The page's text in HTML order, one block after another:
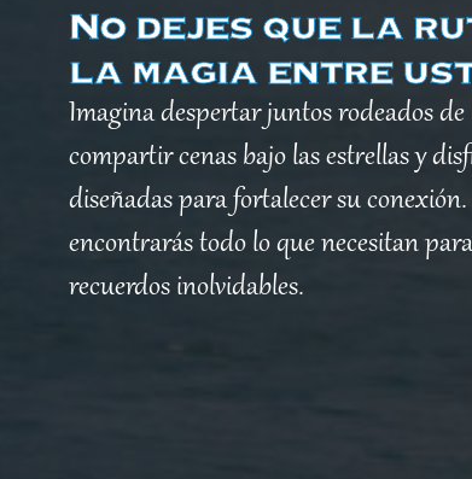
No dejes que la
la magia entre
Imagina despertar juntos rodeados
compartir cenas bajo las estrellas y
diseñadas para fortalecer su
encontrarás todo lo que necesitan
recuerdos inolvidables.